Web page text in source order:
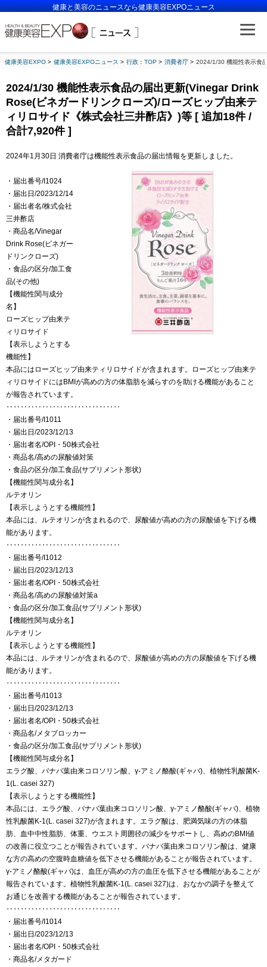
健康と美容のニュースなら健康美容EXPOニュース
健康美容EXPO 健康美容EXPOニュース 行政：TOP 消費者庁 2024/1/30 機能性表示食
2024/1/30 機能性表示食品の届出更新(Vinegar Drink
Rose(ビネガードリンクローズ)/ローズヒップ由来テ
ィリロサイド《株式会社三井酢店》)等 [ 追加18件 /
合計7,920件 ]
2024年1月30日 消費者庁は機能性表示食品の届出情報を更新しました。
・届出番号/I1024
・届出日/2023/12/14
・届出者名/株式会社
三井酢店
・商品名/Vinegar
Drink Rose(ビネガー
ドリンクローズ)
・食品の区分/加工食
品(その他)
【機能性関与成分
名】
ローズヒップ由来テ
ィリロサイド
【表示しようとする
機能性】
本品にはローズヒップ由来ティリロサイドが含まれます。ローズヒップ由来テ
ィリロサイドにはBMIが高めの方の体脂肪を減らすのを助ける機能があること
が報告されています。
‥‥‥‥‥‥‥‥‥‥‥‥‥‥‥‥
・届出番号/I1011
・届出日/2023/12/13
・届出者名/OPI・50株式会社
・商品名/高めの尿酸値対策
・食品の区分/加工食品(サプリメント形状)
【機能性関与成分名】
ルテオリン
【表示しようとする機能性】
本品には、ルテオリンが含まれるので、尿酸値が高めの方の尿酸値を下げる機
能があります。
‥‥‥‥‥‥‥‥‥‥‥‥‥‥‥‥
・届出番号/I1012
・届出日/2023/12/13
・届出者名/OPI・50株式会社
・商品名/高めの尿酸値対策a
・食品の区分/加工食品(サプリメント形状)
【機能性関与成分名】
ルテオリン
【表示しようとする機能性】
本品には、ルテオリンが含まれるので、尿酸値が高めの方の尿酸値を下げる機
能があります。
‥‥‥‥‥‥‥‥‥‥‥‥‥‥‥‥
・届出番号/I1013
・届出日/2023/12/13
・届出者名/OPI・50株式会社
・商品名/メタブロッカー
・食品の区分/加工食品(サプリメント形状)
【機能性関与成分名】
エラグ酸、バナバ葉由来コロソリン酸、γ-アミノ酪酸(ギャバ)、植物性乳酸菌K-
1(L. casei 327)
【表示しようとする機能性】
本品には、エラグ酸、バナバ葉由来コロソリン酸、γ-アミノ酪酸(ギャバ)、植物
性乳酸菌K-1(L. casei 327)が含まれます。エラグ酸は、肥満気味の方の体脂
肪、血中中性脂肪、体重、ウエスト周囲径の減少をサポートし、高めのBMI値
の改善に役立つことが報告されています。バナバ葉由来コロソリン酸は、健康
な方の高めの空腹時血糖値を低下させる機能があることが報告されています。
γ-アミノ酪酸(ギャバ)は、血圧が高めの方の血圧を低下させる機能があることが
報告されています。植物性乳酸菌K-1(L. casei 327)は、おなかの調子を整えて
お通じを改善する機能があることが報告されています。
‥‥‥‥‥‥‥‥‥‥‥‥‥‥‥‥
・届出番号/I1014
・届出日/2023/12/13
・届出者名/OPI・50株式会社
・商品名/メタガード